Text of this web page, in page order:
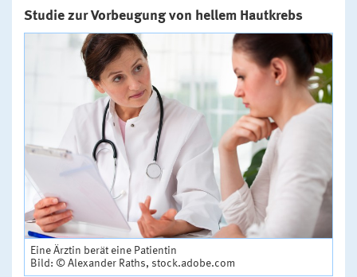
Studie zur Vorbeugung von hellem Hautkrebs
Eine Ärztin berät eine Patientin
Bild: © Alexander Raths, stock.adobe.com